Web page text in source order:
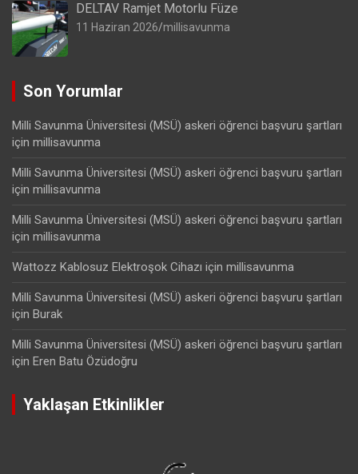
DELTAV Ramjet Motorlu Füze
11 Haziran 2026 millisavunma
Son Yorumlar
Milli Savunma Üniversitesi (MSÜ) askeri öğrenci başvuru şartları
için millisavunma
Milli Savunma Üniversitesi (MSÜ) askeri öğrenci başvuru şartları
için millisavunma
Milli Savunma Üniversitesi (MSÜ) askeri öğrenci başvuru şartları
için millisavunma
Wattozz Kablosuz Elektroşok Cihazı için millisavunma
Milli Savunma Üniversitesi (MSÜ) askeri öğrenci başvuru şartları
için Burak
Milli Savunma Üniversitesi (MSÜ) askeri öğrenci başvuru şartları
için Eren Batu Özüdoğru
Yaklaşan Etkinlikler